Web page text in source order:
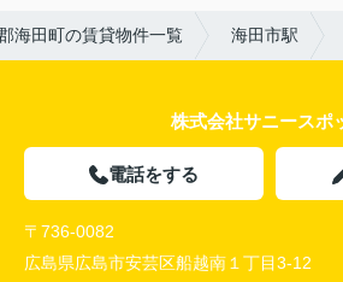
海田町の賃貸物件一覧 海田市駅
株式会社サニースポ
電話をする
〒736-0082
広島県広島市安芸区船越南１丁目3-12